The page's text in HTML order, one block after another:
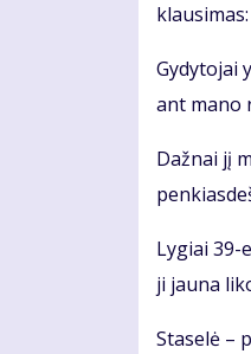
Gy­dy­to­jai
ant ma­no
Daž­nai jį
Ly­giai 39-
ji jau­na
Sta­se­lė –